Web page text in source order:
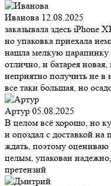
Иванова 12.08.2025
заказывала здесь iPhone
но упаковка приехала
нашла мелкую царапинку
отлично, и батарея
неприятно получить не в
все таки большая, но
Артур 05.08.2025
В целом всё хорошо, но
и опоздал с доставкой
ждать, поэтому
целым, упакован
претензий